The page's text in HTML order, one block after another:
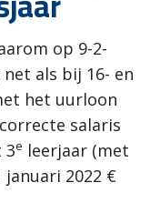
op 9-2-
als bij 16- en
het uurloon
salaris
3e leerjaar (met
2022 €